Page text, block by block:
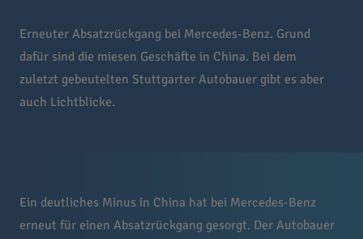
Erneuter Absatzrückgang bei Mercedes-Benz. Grund
dafür sind die miesen Geschäfte in China. Bei dem
zuletzt gebeutelten Stuttgarter Autobauer gibt es aber
auch Lichtblicke.
Ein deutliches Minus in China hat bei Mercedes-Benz
erneut für einen Absatzrückgang gesorgt. Der Autobauer